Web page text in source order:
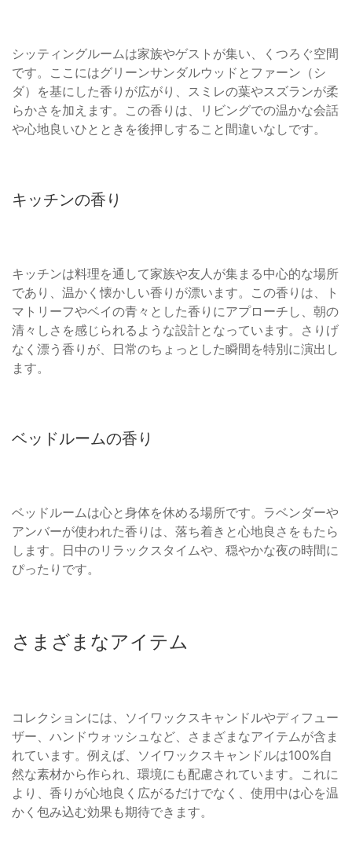
シッティングルームは家族やゲストが集い、くつろぐ空間
です。ここにはグリーンサンダルウッドとファーン（シ
ダ）を基にした香りが広がり、スミレの葉やスズランが柔
らかさを加えます。この香りは、リビングでの温かな会話
や心地良いひとときを後押しすること間違いなしです。
キッチンの香り
キッチンは料理を通して家族や友人が集まる中心的な場所
であり、温かく懐かしい香りが漂います。この香りは、ト
マトリーフやベイの青々とした香りにアプローチし、朝の
清々しさを感じられるような設計となっています。さりげ
なく漂う香りが、日常のちょっとした瞬間を特別に演出し
ます。
ベッドルームの香り
ベッドルームは心と身体を休める場所です。ラベンダーや
アンバーが使われた香りは、落ち着きと心地良さをもたら
します。日中のリラックスタイムや、穏やかな夜の時間に
ぴったりです。
さまざまなアイテム
コレクションには、ソイワックスキャンドルやディフュー
ザー、ハンドウォッシュなど、さまざまなアイテムが含ま
れています。例えば、ソイワックスキャンドルは100%自
然な素材から作られ、環境にも配慮されています。これに
より、香りが心地良く広がるだけでなく、使用中は心を温
かく包み込む効果も期待できます。